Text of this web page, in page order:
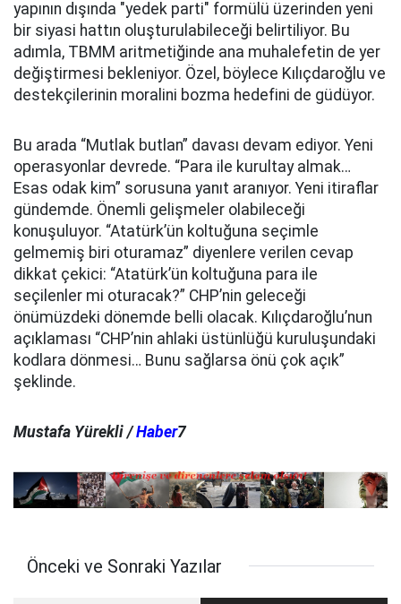
yapının dışında "yedek parti" formülü üzerinden yeni
bir siyasi hattın oluşturulabileceği belirtiliyor. Bu
adımla, TBMM aritmetiğinde ana muhalefetin de yer
değiştirmesi bekleniyor. Özel, böylece Kılıçdaroğlu ve
destekçilerinin moralini bozma hedefini de güdüyor.
Bu arada “Mutlak butlan” davası devam ediyor. Yeni
operasyonlar devrede. “Para ile kurultay almak…
Esas odak kim” sorusuna yanıt aranıyor. Yeni itiraflar
gündemde. Önemli gelişmeler olabileceği
konuşuluyor. “Atatürk’ün koltuğuna seçimle
gelmemiş biri oturamaz” diyenlere verilen cevap
dikkat çekici: “Atatürk’ün koltuğuna para ile
seçilenler mi oturacak?” CHP’nin geleceği
önümüzdeki dönemde belli olacak. Kılıçdaroğlu’nun
açıklaması “CHP’nin ahlaki üstünlüğü kuruluşundaki
kodlara dönmesi… Bunu sağlarsa önü çok açık”
şeklinde.
Mustafa Yürekli /Haber7
Önceki ve Sonraki Yazılar